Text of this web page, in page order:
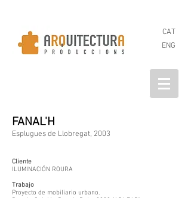
CAT
ENG
FANAL'H
Esplugues de Llobregat, 2003
Cliente
ILUMINACIÓN ROURA
Trabajo
Proyecto de mobiliario urbano.